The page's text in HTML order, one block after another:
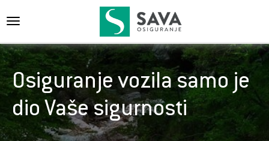
{{navigation}}
Osiguranje vozila samo je
dio Vaše sigurnosti